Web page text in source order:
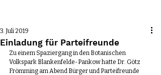
Einladung für Parteifreunde
3. Juli 2019
Zu einem Spaziergang in den Botanischen
Volkspark Blankenfelde-Pankow hatte Dr. Götz
Frömming am Abend Bürger und Parteifreunde